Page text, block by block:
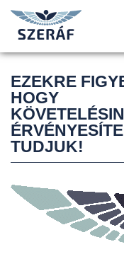
EZEKRE
HOGY
TUDJUK!